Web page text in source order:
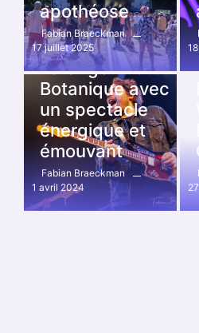
apothéose
Fabian Braeckman
17 juillet 2025
Botanique, Concert
Noé Preszow
enflamme
l’Orangerie du
Botanique avec
un spectacle
énergique et
émouvant
Fabian Braeckman
1 avril 2024